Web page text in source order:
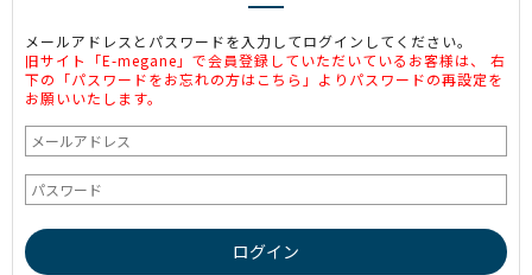
メールアドレスとパスワードを入力してログインしてください。
旧サイト「E-megane」で会員登録していただいているお客様は、 右
下の「パスワードをお忘れの方はこちら」よりパスワードの再設定を
お願いいたします。